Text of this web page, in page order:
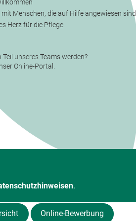
Menschen, die auf Hilfe angewiesen sind
Herz für die Pflege
unseres Teams werden?
Online-Portal.
Online-Bewerbung
.